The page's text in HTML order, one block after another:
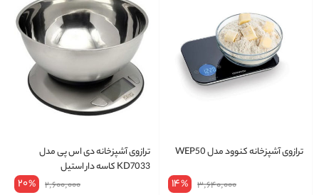
ترازوی آشپزخانه کنوود مدل WEP50
3,640,000
14%
ترازوی آشپزخانه دی اس پی مدل
KD7033 کاسه دار استیل
2,600,000
20%